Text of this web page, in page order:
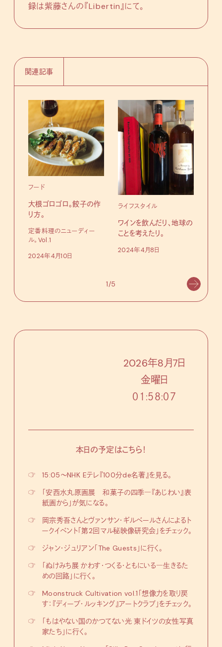
録は紫藤さんの『Libertin』にて。
関連記事
フード
大根ゴロゴロ。餃子の作
り方。
定番料理のニューディー
ル。Vol.1
2024年4月10日
ライフスタイル
ワインを飲んだり、地球の
ことを考えたり。
2024年4月8日
1/5
2026年8月7日
金曜日
０１:５８:０９
本日の予定はこちら！
☞
15:05〜NHK Eテレ『100分de名著』を見る。
☞
「安西水丸原画展 和菓子の四季―『あじわい』表
紙画から」が気になる。
☞
岡宗秀吾さんとヴァンサン・ギルベールさんによるト
ークイベント「第2回マル秘映像研究会」をチェック。
☞
ジャン・ジュリアン「The Guests」に行く。
☞
「ぬけみち展 かわす・つくる・ともにいる―生きるた
めの回路」に行く。
☞
Moonstruck Cultivation vol.1「想像力を取り戻
す：『ディープ・ルッキング』アートクラブ」をチェック。
☞
「もはやない国のかつてない光 東ドイツの女性写真
家たち」に行く。